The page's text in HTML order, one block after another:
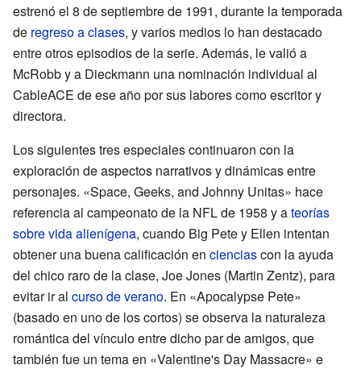
estrenó el 8 de septiembre de 1991, durante la temporada
de regreso a clases, y varios medios lo han destacado
entre otros episodios de la serie. Además, le valió a
McRobb y a Dieckmann una nominación individual al
CableACE de ese año por sus labores como escritor y
directora.
Los siguientes tres especiales continuaron con la
exploración de aspectos narrativos y dinámicas entre
personajes. «Space, Geeks, and Johnny Unitas» hace
referencia al campeonato de la NFL de 1958 y ateorías
sobre vida alienígena, cuando Big Pete y Ellen intentan
obtener una buena calificación en cienciascon la ayuda
del chico raro de la clase, Joe Jones (Martin Zentz), para
evitar ir al curso de verano. En «Apocalypse Pete»
(basado en uno de los cortos) se observa la naturaleza
romántica del vínculo entre dicho par de amigos, que
también fue un tema en «Valentine's Day Massacre» e